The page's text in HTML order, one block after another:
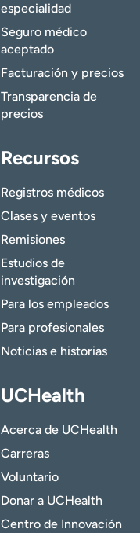
especialidad
Seguro médico
aceptado
Facturación y precios
Transparencia de
precios
Recursos
Registros médicos
Clases y eventos
Remisiones
Estudios de
investigación
Para los empleados
Para profesionales
Noticias e historias
UCHealth
Acerca de UCHealth
Carreras
Voluntario
Donar a UCHealth
Centro de Innovación